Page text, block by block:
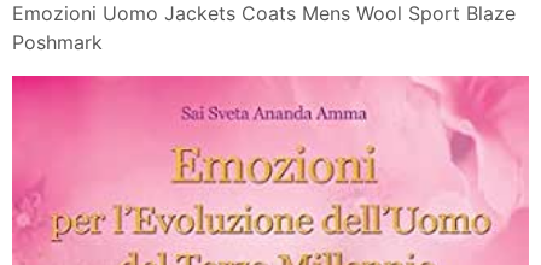
Emozioni Uomo Jackets Coats Mens Wool Sport Blaze
Poshmark